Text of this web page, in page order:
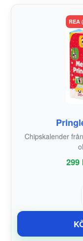
REA
Chipskalender
299